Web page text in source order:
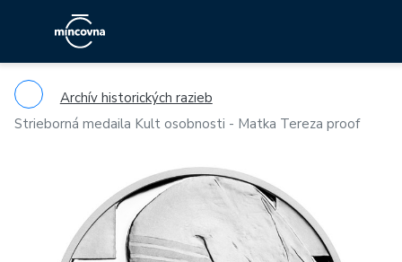
Archív historických razieb
Strieborná medaila Kult osobnosti - Matka Tereza proof